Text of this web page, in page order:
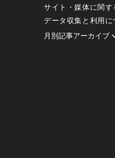
サイト・媒体に関
データ収集と利用に
月別記事アーカイブ